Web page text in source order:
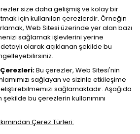
size daha gelişmiş ve kolay bir
için kullanılan çerezlerdir. Örneğin
Web Sitesi üzerinde yer alan bazı
sağlamak işlevlerini yerine
olarak açıklanan şekilde bu
Bu çerezler, Web Sitesi'nin
sağlayan ve sizinle etkileşime
sağlamaktadır. Aşağıda
bu çerezlerin kullanımını
Çerez Türleri: